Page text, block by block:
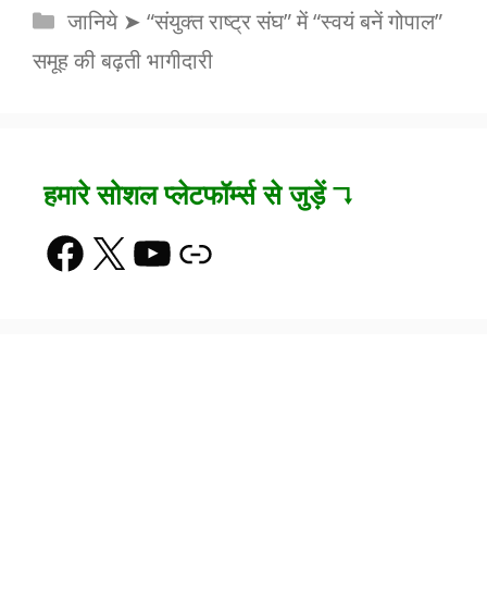
Categories
जानिये ➤ “संयुक्त राष्ट्र संघ” में “स्वयं बनें गोपाल”
समूह की बढ़ती भागीदारी
हमारे सोशल प्लेटफॉर्म्स से जुड़ें ↴
Facebook
X YouTube
Link